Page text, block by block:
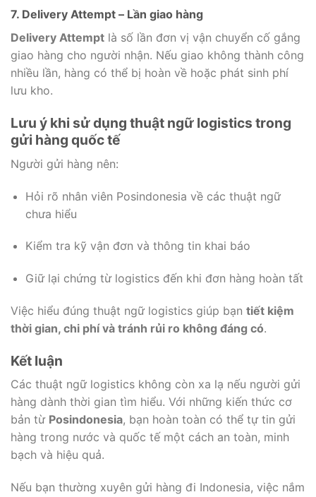
7. Delivery Attempt – Lần giao hàng
Delivery Attempt là số lần đơn vị vận chuyển cố gắng
giao hàng cho người nhận. Nếu giao không thành công
nhiều lần, hàng có thể bị hoàn về hoặc phát sinh phí
lưu kho.
Lưu ý khi sử dụng thuật ngữ logistics trong
gửi hàng quốc tế
Người gửi hàng nên:
Hỏi rõ nhân viên Posindonesia về các thuật ngữ
chưa hiểu
Kiểm tra kỹ vận đơn và thông tin khai báo
Giữ lại chứng từ logistics đến khi đơn hàng hoàn tất
Việc hiểu đúng thuật ngữ logistics giúp bạn tiết kiệm
thời gian, chi phí và tránh rủi ro không đáng có.
Kết luận
Các thuật ngữ logistics không còn xa lạ nếu người gửi
hàng dành thời gian tìm hiểu. Với những kiến thức cơ
bản từ Posindonesia, bạn hoàn toàn có thể tự tin gửi
hàng trong nước và quốc tế một cách an toàn, minh
bạch và hiệu quả.
Nếu bạn thường xuyên gửi hàng đi Indonesia, việc nắm